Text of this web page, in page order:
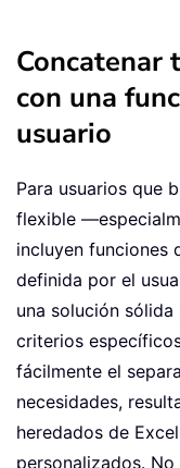
Concatenar
con una
usuario
Para usuarios que
flexible
incluyen funciones
definida por el
una solución
criterios
fácilmente el
necesidades,
heredados de
personalizados.